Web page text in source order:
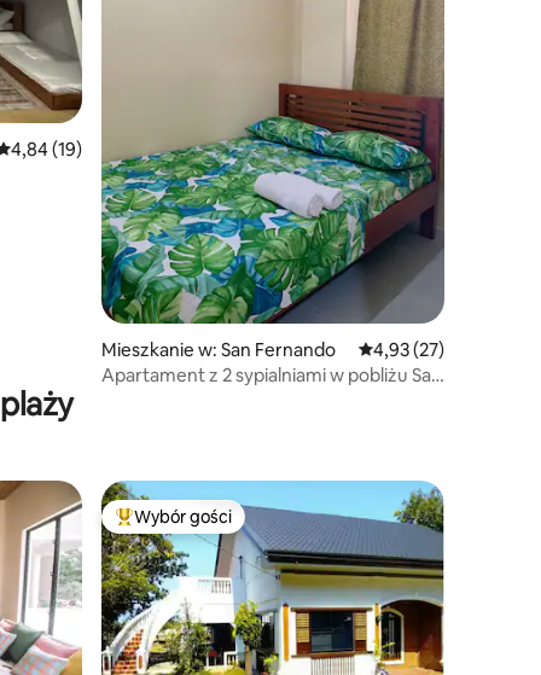
ocena: 4,84 na 5, liczba recenzji: 19
4,84 (19)
Mieszkanie w: San Fernando Średnia ocena: 4,93
4,93 (27)
Apartament z 2 sypialniami w pobliżu San
Najpopularniejsze z kategorii Wybór gości
Wybór gości